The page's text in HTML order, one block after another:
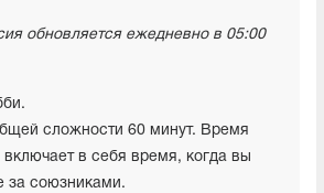
обновляется ежедневно в 05:00
сложности 60 минут. Время
в себя время, когда вы
за союзниками.